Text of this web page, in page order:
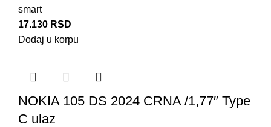
smart
17.130 RSD
Dodaj u korpu
NOKIA 105 DS 2024 CRNA /1,77″ Type
C ulaz